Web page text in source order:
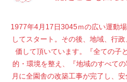
1977年4月17日3045ｍの広い運動
してスタート。その後、地域、行
価して頂いています。『全ての子
的・環境を整え、『地域のすべて
月に全園舎の改築工事が完了し、